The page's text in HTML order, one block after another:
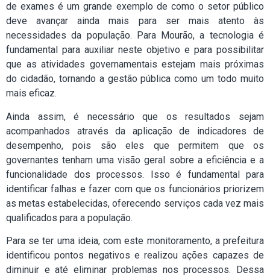
de exames é um grande exemplo de como o setor público
deve avançar ainda mais para ser mais atento às
necessidades da população. Para Mourão, a tecnologia é
fundamental para auxiliar neste objetivo e para possibilitar
que as atividades governamentais estejam mais próximas
do cidadão, tornando a gestão pública como um todo muito
mais eficaz.
Ainda assim, é necessário que os resultados sejam
acompanhados através da aplicação de indicadores de
desempenho, pois são eles que permitem que os
governantes tenham uma visão geral sobre a eficiência e a
funcionalidade dos processos. Isso é fundamental para
identificar falhas e fazer com que os funcionários priorizem
as metas estabelecidas, oferecendo serviços cada vez mais
qualificados para a população.
Para se ter uma ideia, com este monitoramento, a prefeitura
identificou pontos negativos e realizou ações capazes de
diminuir e até eliminar problemas nos processos. Dessa